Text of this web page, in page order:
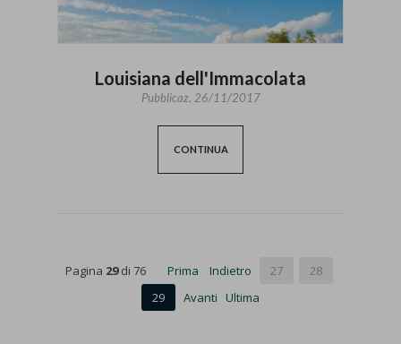
Louisiana dell'Immacolata
Pubblicaz. 26/11/2017
CONTINUA
Pagina 29di 76 Prima Indietro 27
28
29
Avanti Ultima